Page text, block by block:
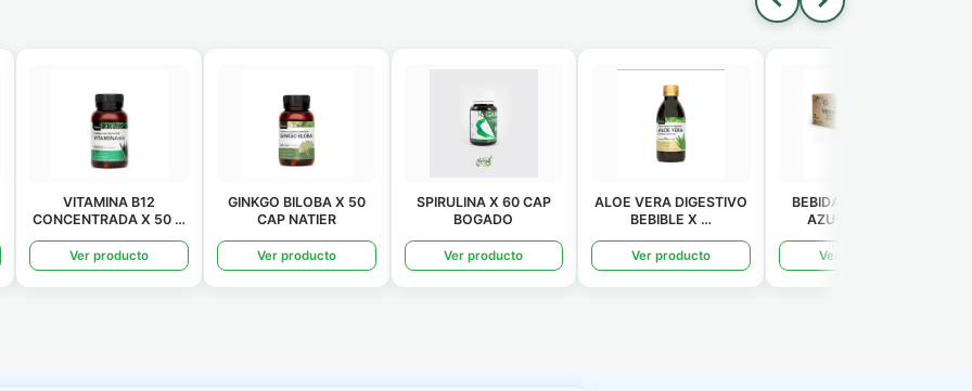
GINKGO BILOBA X 50
CAP NATIER
Ver producto
SPIRULINA X 60 CAP
BOGADO
Ver producto
ALOE VERA DIGESTIVO
BEBIBLE X …
Ver producto
BEBIDA DE COCO S/
AZUCAR X LT.…
Ver producto
COLAGENO + E
HIDROLIZADO X 50 …
Ver producto